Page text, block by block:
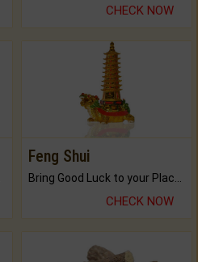
CHECK NOW
Feng Shui
CHECK NOW